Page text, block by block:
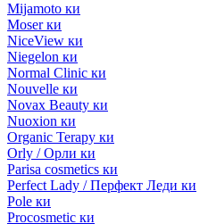
Mijamoto ки
Moser ки
NiceView ки
Niegelon ки
Normal Clinic ки
Nouvelle ки
Novax Beauty ки
Nuoxion ки
Organic Terapy ки
Orly / Орли ки
Parisa cosmetics ки
Perfect Lady / Перфект Леди ки
Pole ки
Procosmetic ки